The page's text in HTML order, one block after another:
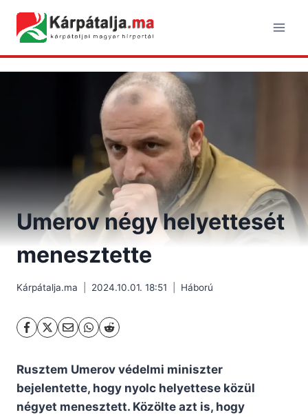
content
Umerov négy helyettesét
menesztette
Kárpátalja.ma 2024.10.01. 18:51 Háború
Rusztem Umerov védelmi miniszter
bejelentette, hogy nyolc helyettese közül
négyet menesztett. Közölte azt is, hogy